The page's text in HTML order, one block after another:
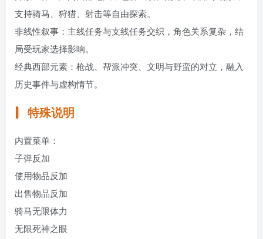
支持骑马、狩猎、射击等自由探索。
非线性叙事：主线任务与支线任务交织，角色关系复杂，结
局受玩家选择影响。
经典西部元素：枪战、帮派冲突、文明与野蛮的对立，融入
历史事件与虚构情节。
特殊说明
内置菜单：
子弹反加
使用物品反加
出售物品反加
骑马无限体力
无限死神之眼